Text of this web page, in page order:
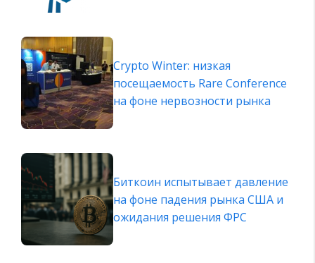
Crypto Winter: низкая
посещаемость Rare Conference
на фоне нервозности рынка
Биткоин испытывает давление
на фоне падения рынка США и
ожидания решения ФРС